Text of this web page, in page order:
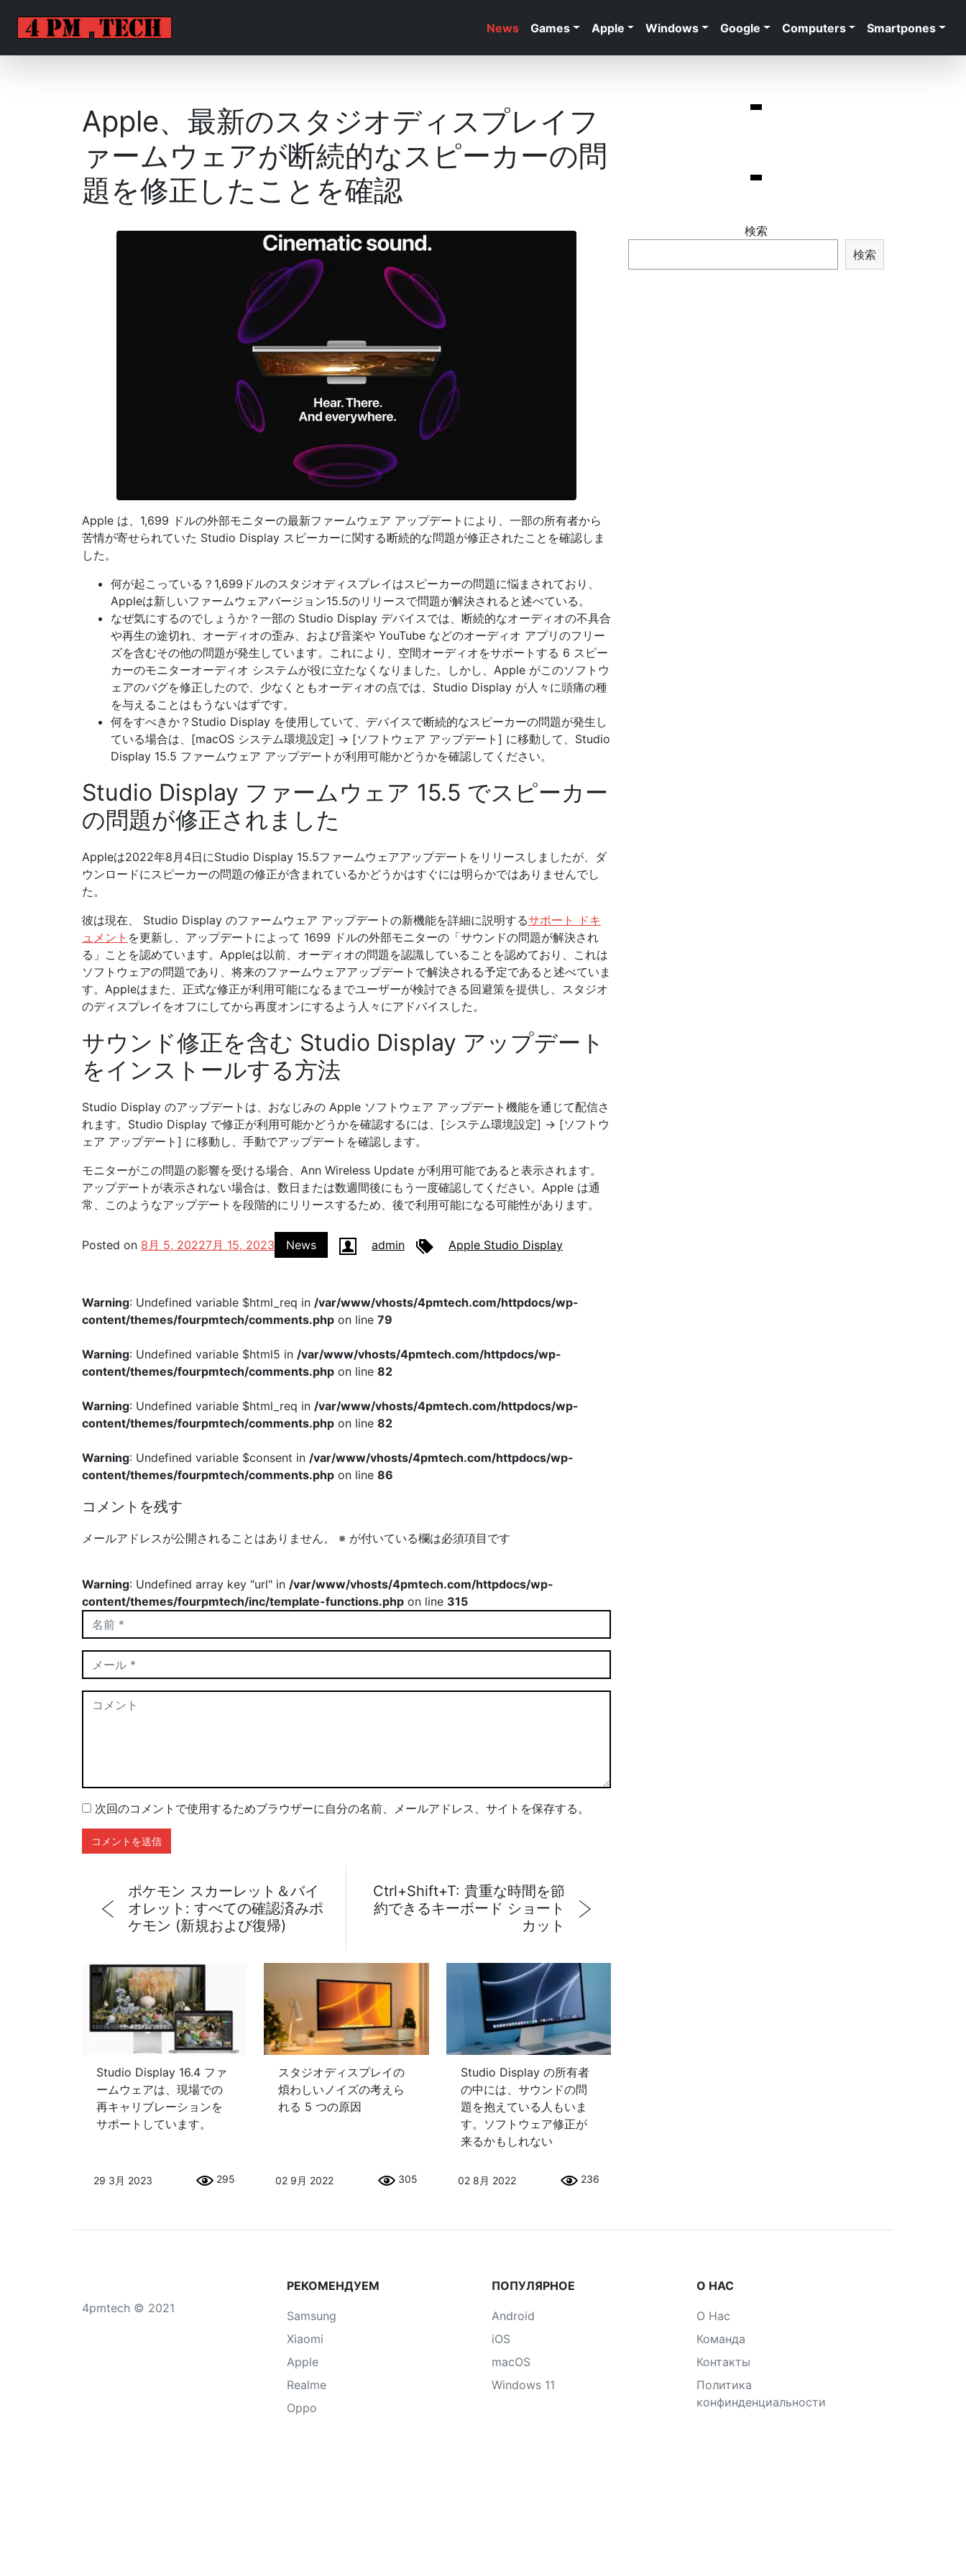
News Games Apple Windows Google Computers Smartpones
Apple、最新のスタジオディスプレイフ
ァームウェアが断続的なスピーカーの問
題を修正したことを確認
Apple は、1,699 ドルの外部モニターの最新ファームウェア アップデートにより、一部の所有者から
苦情が寄せられていた Studio Display スピーカーに関する断続的な問題が修正されたことを確認しま
した。
何が起こっている？1,699ドルのスタジオディスプレイはスピーカーの問題に悩まされており、
Appleは新しいファームウェアバージョン15.5のリリースで問題が解決されると述べている。
なぜ気にするのでしょうか？一部の Studio Display デバイスでは、断続的なオーディオの不具合
や再生の途切れ、オーディオの歪み、および音楽や YouTube などのオーディオ アプリのフリー
ズを含むその他の問題が発生しています。これにより、空間オーディオをサポートする 6 スピー
カーのモニターオーディオ システムが役に立たなくなりました。しかし、Apple がこのソフトウ
ェアのバグを修正したので、少なくともオーディオの点では、Studio Display が人々に頭痛の種
を与えることはもうないはずです。
何をすべきか？Studio Display を使用していて、デバイスで断続的なスピーカーの問題が発生し
ている場合は、[macOS システム環境設定] → [ソフトウェア アップデート] に移動して、Studio
Display 15.5 ファームウェア アップデートが利用可能かどうかを確認してください。
Studio Display ファームウェア 15.5 でスピーカー
の問題が修正されました
Appleは2022年8月4日にStudio Display 15.5ファームウェアアップデートをリリースしましたが、ダ
ウンロードにスピーカーの問題の修正が含まれているかどうかはすぐには明らかではありませんでし
た。
彼は現在、 Studio Display のファームウェア アップデートの新機能を詳細に説明するサポート ドキ
ュメント を更新し、アップデートによって 1699 ドルの外部モニターの「サウンドの問題が解決され
る」ことを認めています。Appleは以前、オーディオの問題を認識していることを認めており、これは
ソフトウェアの問題であり、将来のファームウェアアップデートで解決される予定であると述べていま
す。Appleはまた、正式な修正が利用可能になるまでユーザーが検討できる回避策を提供し、スタジオ
のディスプレイをオフにしてから再度オンにするよう人々にアドバイスした。
サウンド修正を含む Studio Display アップデート
をインストールする方法
Studio Display のアップデートは、おなじみの Apple ソフトウェア アップデート機能を通じて配信さ
れます。Studio Display で修正が利用可能かどうかを確認するには、[システム環境設定] → [ソフトウ
ェア アップデート] に移動し、手動でアップデートを確認します。
モニターがこの問題の影響を受ける場合、Ann Wireless Update が利用可能であると表示されます。
アップデートが表示されない場合は、数日または数週間後にもう一度確認してください。Apple は通
常、このようなアップデートを段階的にリリースするため、後で利用可能になる可能性があります。
Posted on 8月 5, 20227月 15, 2023 News admin Apple Studio Display
Warning: Undefined variable $html_req in /var/www/vhosts/4pmtech.com/httpdocs/wp-
content/themes/fourpmtech/comments.php on line 79
Warning: Undefined variable $html5 in /var/www/vhosts/4pmtech.com/httpdocs/wp-
content/themes/fourpmtech/comments.php on line 82
Warning: Undefined variable $html_req in /var/www/vhosts/4pmtech.com/httpdocs/wp-
content/themes/fourpmtech/comments.php on line 82
Warning: Undefined variable $consent in /var/www/vhosts/4pmtech.com/httpdocs/wp-
content/themes/fourpmtech/comments.php on line 86
コメントを残す
メールアドレスが公開されることはありません。 ※ が付いている欄は必須項目です
Warning: Undefined array key "url" in /var/www/vhosts/4pmtech.com/httpdocs/wp-
content/themes/fourpmtech/inc/template-functions.php on line 315
次回のコメントで使用するためブラウザーに自分の名前、メールアドレス、サイトを保存する。
ポケモン スカーレット＆バイ
オレット: すべての確認済みポ
ケモン (新規および復帰)
Ctrl+Shift+T: 貴重な時間を節
約できるキーボード ショート
カット
Studio Display 16.4 ファ
ームウェアは、現場での
再キャリブレーションを
サポートしています。
29 3月 2023 295
スタジオディスプレイの
煩わしいノイズの考えら
れる 5 つの原因
02 9月 2022 305
Studio Display の所有者
の中には、サウンドの問
題を抱えている人もいま
す。ソフトウェア修正が
来るかもしれない
02 8月 2022 236
検索
検索
4pmtech © 2021
РЕКОМЕНДУЕМ
Samsung
Xiaomi
Apple
Realme
Oppo
ПОПУЛЯРНОЕ
Android
iOS
macOS
Windows 11
О НАС
О Нас
Команда
Контакты
Политика
конфинденциальности